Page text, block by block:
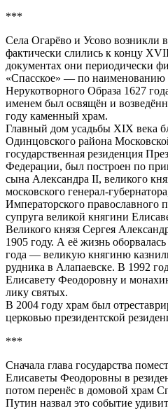
***
Села Огарёво и Усово возникли
фактически слились к концу
документах они периодически
«Спасское» — по наименованию
Нерукотворного Образа 1627
именем был освящён и
году каменный храм.
Главный дом усадьбы XIX века
Одинцовского района
государственная резиденция
Федерации, был построен по
сына Александра II, великого
московского генерал-
Императорского православного
супруга великой княгини
Великого князя Сергея
1905 году. А её жизнь
года — великую княгиню
рудника в Алапаевске. В 1992
Елисавету Феодоровну и
лику святых.
В 2004 году храм был
церковью президентской
***
Сначала глава государства
Елисаветы Феодоровны в
потом перенёс в домовой храм
Путин назвал это событие